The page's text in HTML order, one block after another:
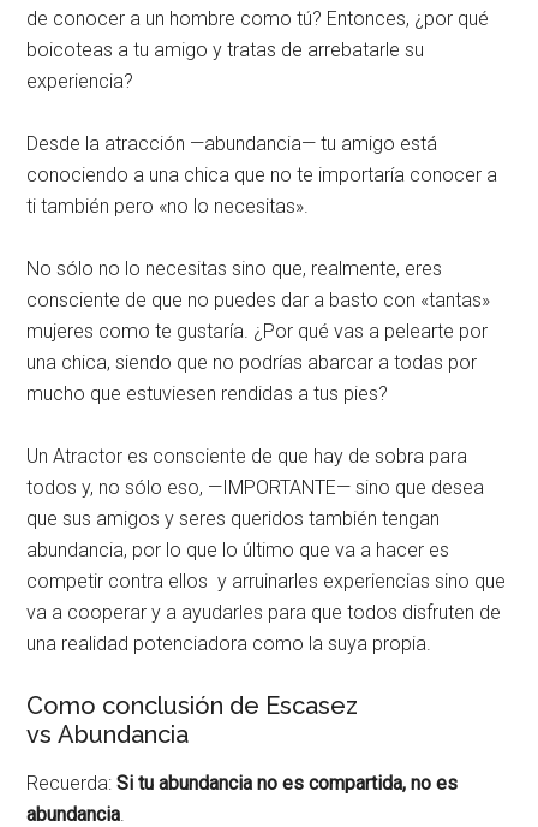
de conocer a un hombre como tú? Entonces, ¿por qué
boicoteas a tu amigo y tratas de arrebatarle su
experiencia?
Desde la atracción —abundancia— tu amigo está
conociendo a una chica que no te importaría conocer a
ti también pero «no lo necesitas».
No sólo no lo necesitas sino que, realmente, eres
consciente de que no puedes dar a basto con «tantas»
mujeres como te gustaría. ¿Por qué vas a pelearte por
una chica, siendo que no podrías abarcar a todas por
mucho que estuviesen rendidas a tus pies?
Un Atractor es consciente de que hay de sobra para
todos y, no sólo eso, —IMPORTANTE— sino que desea
que sus amigos y seres queridos también tengan
abundancia, por lo que lo último que va a hacer es
competir contra ellos y arruinarles experiencias sino que
va a cooperar y a ayudarles para que todos disfruten de
una realidad potenciadora como la suya propia.
Como conclusión de Escasez
vs Abundancia
Recuerda:Si tu abundancia no es compartida, no es
abundancia